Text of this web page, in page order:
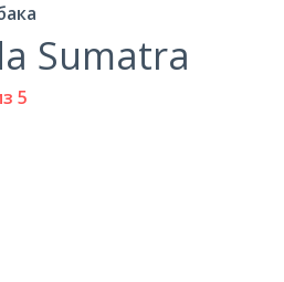
Sumatra
5